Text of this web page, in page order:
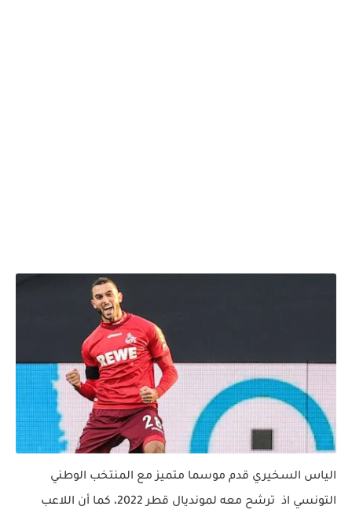
الياس السخيري قدم موسما متميز مع المنتخب الوطني
التونسي اذ ترشح معه لمونديال قطر 2022، كما أن اللاعب